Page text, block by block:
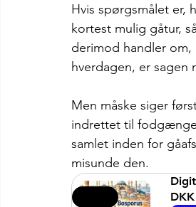
Hvis spørgsmålet er,
kortest mulig gåtur,
derimod handler
hverdagen, er sagen
Men måske siger
indrettet til
samlet inden for
misunde den.